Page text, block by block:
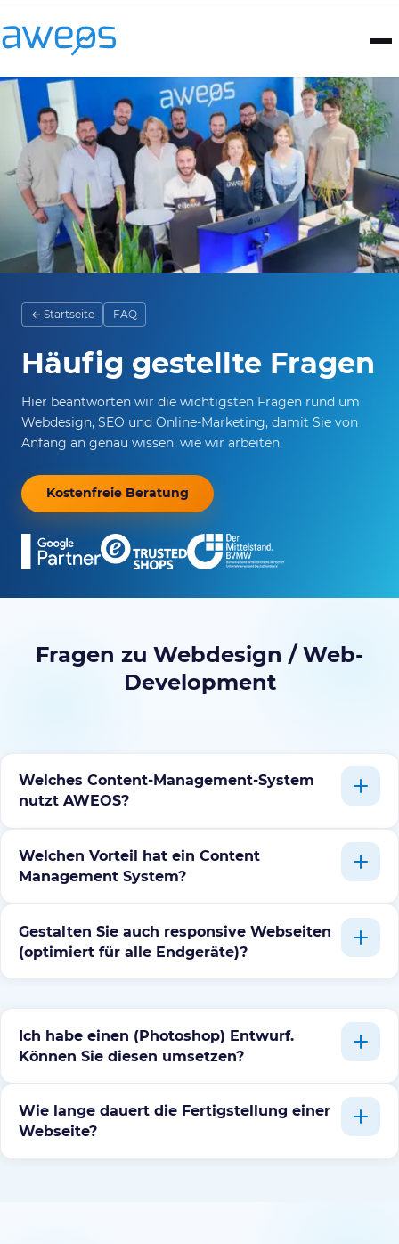
← Startseite FAQ
Häufig gestellte Fragen
Hier beantworten wir die wichtigsten Fragen rund um
Webdesign, SEO und Online-Marketing, damit Sie von
Anfang an genau wissen, wie wir arbeiten.
Kostenfreie Beratung
Fragen zu Webdesign / Web-
Development
Welches Content-Management-System
nutzt AWEOS?
Welchen Vorteil hat ein Content
Management System?
Gestalten Sie auch responsive Webseiten
(optimiert für alle Endgeräte)?
Ich habe einen (Photoshop) Entwurf.
Können Sie diesen umsetzen?
Wie lange dauert die Fertigstellung einer
Webseite?